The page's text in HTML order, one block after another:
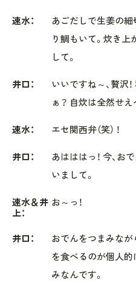
速水：
あごだしで生姜の細
り鯛もいて。炊き上
して。
井口：
いいですね～、贅沢
ぁ？ 自炊は全然せえ
速水： エセ関西弁（笑） ！
井口：
あはははっ！ 今、お
いまして。
速水＆井
上：
お～っ！
井口：
おでんをつまみなが
を食べるのが個人
みなんです。